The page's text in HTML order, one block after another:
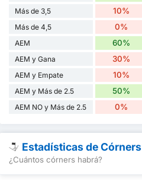
Más de 3,5 10%
Más de 4,5 0%
AEM 60%
AEM y Gana 30%
AEM y Empate 10%
AEM y Más de 2.5 50%
AEM NO y Más de 2.5 0%
Estadísticas de Córners
¿Cuántos córners habrá?